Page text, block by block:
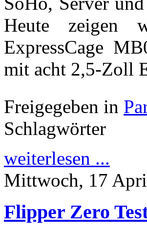
Heute zeigen
ExpressCage
mit acht 2,5-Zoll
Freigegeben in
Schlagwörter
weiterlesen ...
Mittwoch, 17
Flipper Zero